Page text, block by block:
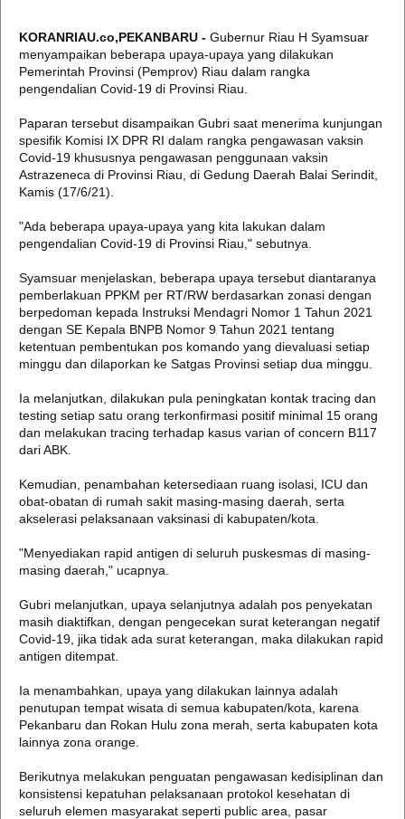
KORANRIAU.co,PEKANBARU - Gubernur Riau H Syamsuar
menyampaikan beberapa upaya-upaya yang dilakukan
Pemerintah Provinsi (Pemprov) Riau dalam rangka
pengendalian Covid-19 di Provinsi Riau.
Paparan tersebut disampaikan Gubri saat menerima kunjungan
spesifik Komisi IX DPR RI dalam rangka pengawasan vaksin
Covid-19 khususnya pengawasan penggunaan vaksin
Astrazeneca di Provinsi Riau, di Gedung Daerah Balai Serindit,
Kamis (17/6/21).
"Ada beberapa upaya-upaya yang kita lakukan dalam
pengendalian Covid-19 di Provinsi Riau," sebutnya.
Syamsuar menjelaskan, beberapa upaya tersebut diantaranya
pemberlakuan PPKM per RT/RW berdasarkan zonasi dengan
berpedoman kepada Instruksi Mendagri Nomor 1 Tahun 2021
dengan SE Kepala BNPB Nomor 9 Tahun 2021 tentang
ketentuan pembentukan pos komando yang dievaluasi setiap
minggu dan dilaporkan ke Satgas Provinsi setiap dua minggu.
Ia melanjutkan, dilakukan pula peningkatan kontak tracing dan
testing setiap satu orang terkonfirmasi positif minimal 15 orang
dan melakukan tracing terhadap kasus varian of concern B117
dari ABK.
Kemudian, penambahan ketersediaan ruang isolasi, ICU dan
obat-obatan di rumah sakit masing-masing daerah, serta
akselerasi pelaksanaan vaksinasi di kabupaten/kota.
"Menyediakan rapid antigen di seluruh puskesmas di masing-
masing daerah," ucapnya.
Gubri melanjutkan, upaya selanjutnya adalah pos penyekatan
masih diaktifkan, dengan pengecekan surat keterangan negatif
Covid-19, jika tidak ada surat keterangan, maka dilakukan rapid
antigen ditempat.
Ia menambahkan, upaya yang dilakukan lainnya adalah
penutupan tempat wisata di semua kabupaten/kota, karena
Pekanbaru dan Rokan Hulu zona merah, serta kabupaten kota
lainnya zona orange.
Berikutnya melakukan penguatan pengawasan kedisiplinan dan
konsistensi kepatuhan pelaksanaan protokol kesehatan di
seluruh elemen masyarakat seperti public area, pasar